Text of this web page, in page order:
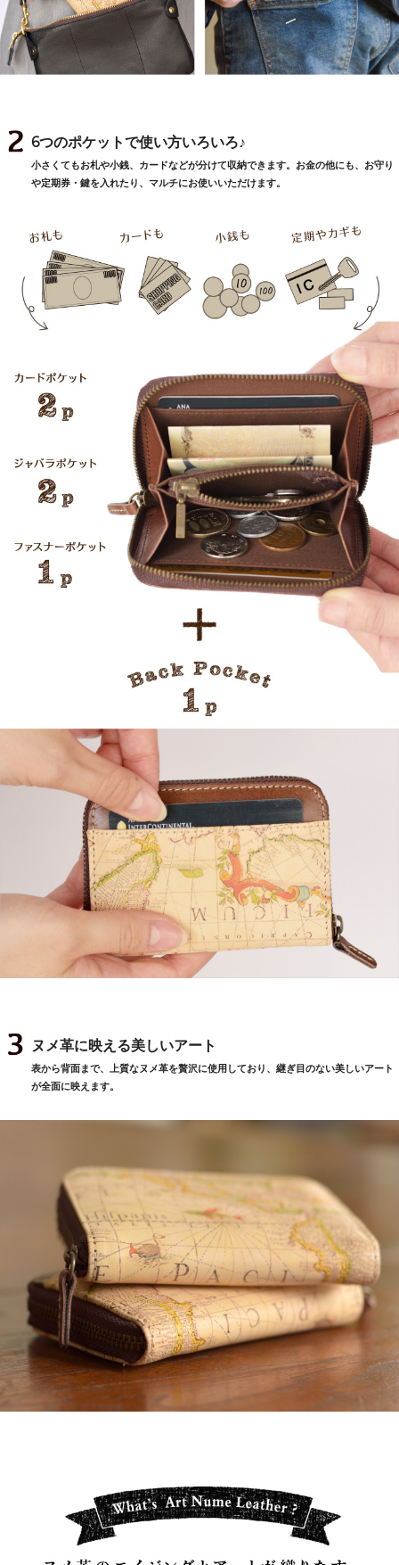
6つのポケットで使い方いろいろ♪
小さくてもお札や小銭、カードなどが分けて収納できます。お金の他にも、お守り
や定期券・鍵を入れたり、マルチにお使いいただけます。
ヌメ革に映える美しいアート
表から背面まで、上質なヌメ革を贅沢に使用しており、継ぎ目のない美しいアート
が全面に映えます。